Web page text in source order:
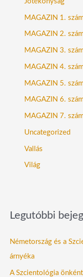
MAGAZIN 1.
MAGAZIN 2.
MAGAZIN 3.
MAGAZIN 4.
MAGAZIN 5.
MAGAZIN 6.
MAGAZIN 7.
Uncategorized
Vallás
Világ
Legutóbbi
Németország és a
árnyéka
A Szcientológia